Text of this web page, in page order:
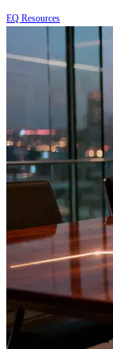
EQ Resources